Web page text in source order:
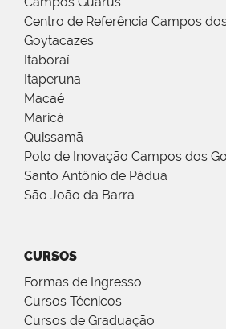
Centro de Referência Campos
Goytacazes
Itaboraí
Itaperuna
Macaé
Maricá
Quissamã
Polo de Inovação Campos dos
Santo Antônio de Pádua
São João da Barra
CURSOS
Formas de Ingresso
Cursos Técnicos
Cursos de Graduação